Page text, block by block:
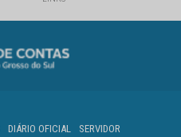
DIÁRIO OFICIAL
SERVIDOR